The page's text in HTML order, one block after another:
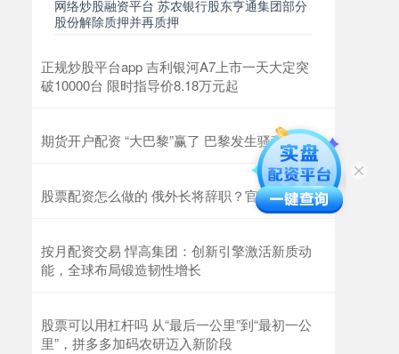
网络炒股融资平台 苏农银行股东亨通集团部分
股份解除质押并再质押
正规炒股平台app 吉利银河A7上市一天大定突
破10000台 限时指导价8.18万元起
期货开户配资 “大巴黎”赢了 巴黎发生骚乱
股票配资怎么做的 俄外长将辞职？官方回应
按月配资交易 悍高集团：创新引擎激活新质动
能，全球布局锻造韧性增长
股票可以用杠杆吗 从“最后一公里”到“最初一公
里”，拼多多加码农研迈入新阶段